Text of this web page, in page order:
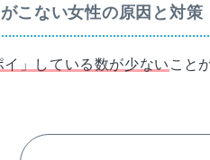
こない女性の原因と対策
イ」している数が少ない こと